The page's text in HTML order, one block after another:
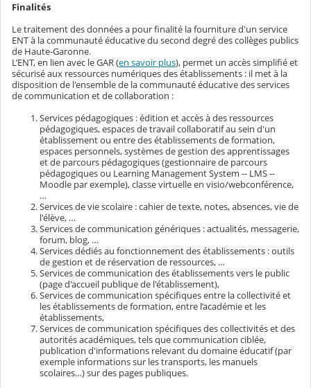
Finalités
Le traitement des données a pour finalité la fourniture d'un service
ENT à la communauté éducative du second degré des collèges publics
de Haute-Garonne.
L’ENT, en lien avec le GAR (en savoir plus), permet un accès simplifié et
sécurisé aux ressources numériques des établissements : il met à la
disposition de l'ensemble de la communauté éducative des services
de communication et de collaboration :
Services pédagogiques : édition et accès à des ressources
pédagogiques, espaces de travail collaboratif au sein d'un
établissement ou entre des établissements de formation,
espaces personnels, systèmes de gestion des apprentissages
et de parcours pédagogiques (gestionnaire de parcours
pédagogiques ou Learning Management System -- LMS --
Moodle par exemple), classe virtuelle en visio/webconférence,
…
Services de vie scolaire : cahier de texte, notes, absences, vie de
l'élève, …
Services de communication génériques : actualités, messagerie,
forum, blog, …
Services dédiés au fonctionnement des établissements : outils
de gestion et de réservation de ressources, …
Services de communication des établissements vers le public
(page d'accueil publique de l'établissement),
Services de communication spécifiques entre la collectivité et
les établissements de formation, entre l’académie et les
établissements,
Services de communication spécifiques des collectivités et des
autorités académiques, tels que communication ciblée,
publication d'informations relevant du domaine éducatif (par
exemple informations sur les transports, les manuels
scolaires…) sur des pages publiques.